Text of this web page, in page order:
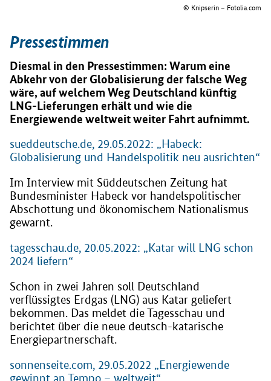
© Knipserin – Fotolia.com
Pressestimmen
Diesmal in den Pressestimmen: Warum eine
Abkehr von der Globalisierung der falsche Weg
wäre, auf welchem Weg Deutschland künftig
LNG-Lieferungen erhält und wie die
Energiewende weltweit weiter Fahrt aufnimmt.
sueddeutsche.de, 29.05.2022: „Habeck:
Globalisierung und Handelspolitik neu ausrichten“
Im Interview mit Süddeutschen Zeitung hat
Bundesminister Habeck vor handelspolitischer
Abschottung und ökonomischem Nationalismus
gewarnt.
tagesschau.de, 20.05.2022: „Katar will LNG schon
2024 liefern“
Schon in zwei Jahren soll Deutschland
verflüssigtes Erdgas (LNG) aus Katar geliefert
bekommen. Das meldet die Tagesschau und
berichtet über die neue deutsch-katarische
Energiepartnerschaft.
sonnenseite.com, 29.05.2022 „Energiewende
gewinnt an Tempo – weltweit“